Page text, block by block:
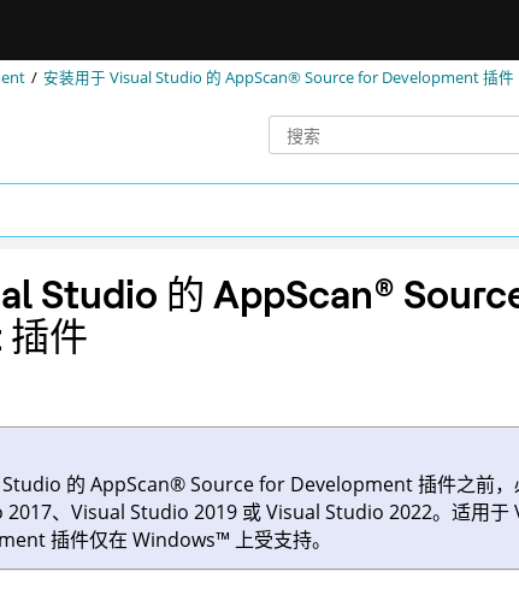
安装用于 Visual Studio 的 AppScan® Source for Development插件
Studio 的 AppScan®
插件
的 AppScan®Source for Development插件之前，
、Visual Studio 2019 或 Visual Studio 2022。适用于
插件仅在 Windows™ 上受支持。